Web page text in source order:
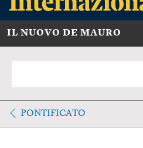
IL NUOVO DE MAURO
PONTIFICATO